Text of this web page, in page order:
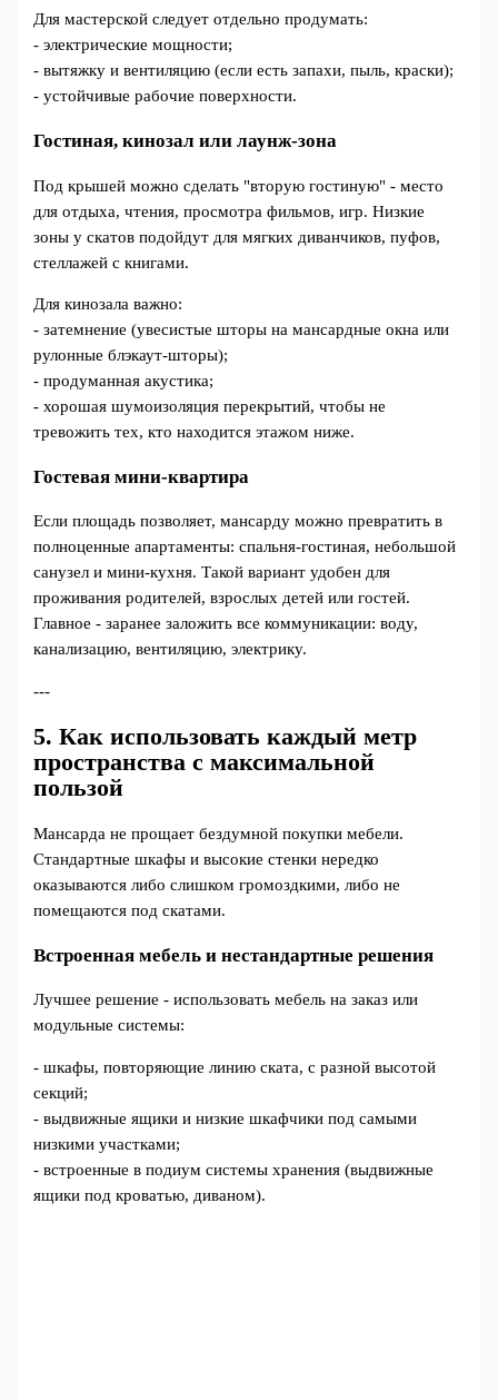
Для мастерской следует отдельно продумать:
- электрические мощности;
- вытяжку и вентиляцию (если есть запахи, пыль, краски);
- устойчивые рабочие поверхности.
Гостиная, кинозал или лаунж-зона
Под крышей можно сделать "вторую гостиную" - место
для отдыха, чтения, просмотра фильмов, игр. Низкие
зоны у скатов подойдут для мягких диванчиков, пуфов,
стеллажей с книгами.
Для кинозала важно:
- затемнение (увесистые шторы на мансардные окна или
рулонные блэкаут-шторы);
- продуманная акустика;
- хорошая шумоизоляция перекрытий, чтобы не
тревожить тех, кто находится этажом ниже.
Гостевая мини-квартира
Если площадь позволяет, мансарду можно превратить в
полноценные апартаменты: спальня-гостиная, небольшой
санузел и мини-кухня. Такой вариант удобен для
проживания родителей, взрослых детей или гостей.
Главное - заранее заложить все коммуникации: воду,
канализацию, вентиляцию, электрику.
---
5. Как использовать каждый метр
пространства с максимальной
пользой
Мансарда не прощает бездумной покупки мебели.
Стандартные шкафы и высокие стенки нередко
оказываются либо слишком громоздкими, либо не
помещаются под скатами.
Встроенная мебель и нестандартные решения
Лучшее решение - использовать мебель на заказ или
модульные системы:
- шкафы, повторяющие линию ската, с разной высотой
секций;
- выдвижные ящики и низкие шкафчики под самыми
низкими участками;
- встроенные в подиум системы хранения (выдвижные
ящики под кроватью, диваном).